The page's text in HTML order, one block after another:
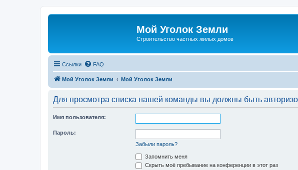
Мой Уголок Земли
Cтроительство частных жилых домов
Ссылки FAQ
Мой Уголок Земли Мой Уголок Земли
Для просмотра списка нашей команды вы должны быть
Имя пользователя:
Пароль:
Забыли пароль?
Запомнить меня
Скрыть моё пребывание на конференции в этот раз